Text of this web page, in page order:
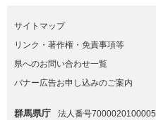
サイトマップ
リンク・著作権・免責事項等
県へのお問い合わせ一覧
バナー広告お申し込みのご案内
群馬県庁 法人番号7000020100005